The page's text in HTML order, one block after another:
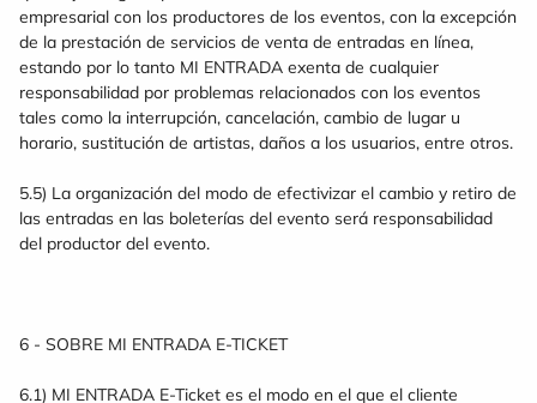
empresarial con los productores de los eventos, con la excepción
de la prestación de servicios de venta de entradas en línea,
estando por lo tanto MI ENTRADA exenta de cualquier
responsabilidad por problemas relacionados con los eventos
tales como la interrupción, cancelación, cambio de lugar u
horario, sustitución de artistas, daños a los usuarios, entre otros.
5.5) La organización del modo de efectivizar el cambio y retiro de
las entradas en las boleterías del evento será responsabilidad
del productor del evento.
6 - SOBRE MI ENTRADA E-TICKET
6.1) MI ENTRADA E-Ticket es el modo en el que el cliente